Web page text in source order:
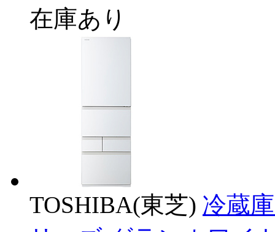
在庫あり
TOSHIBA(東芝) 冷蔵